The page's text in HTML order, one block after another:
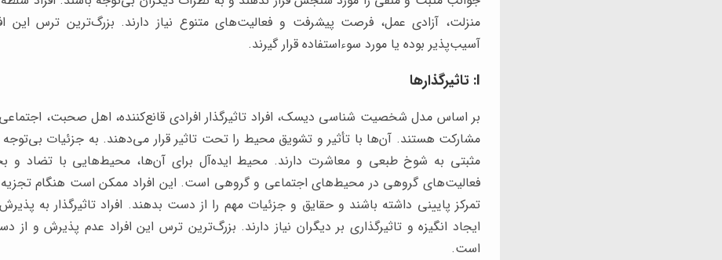
منزلت، آزادی عمل، فرصت پیشرفت و فعالیت‌های متنوع نیاز دارند. بزرگ‌ترین ترس این
آسیب‌پذیر بوده یا مورد سوءاستفاده قرار گیرند.
I: تاثیرگذارها
بر اساس مدل شخصیت شناسی دیسک، افراد تاثیرگذار افرادی قانع‌کننده، اهل صحبت،
مشارکت هستند. آن‌ها با تأثیر و تشویق محیط را تحت تاثیر قرار می‌دهند. به جزئیات
مثبتی به شوخ طبعی و معاشرت دارند. محیط ایده‌آل برای آن‌ها، محیط‌هایی با تضاد
فعالیت‌های گروهی در محیط‌های اجتماعی و گروهی است. این افراد ممکن است هنگام تجزیه
تمرکز پایینی داشته باشند و حقایق و جزئیات مهم را از دست بدهند. افراد تاثیرگذار به
ایجاد انگیزه و تاثیرگذاری بر دیگران نیاز دارند. بزرگ‌ترین ترس این افراد عدم پذیرش و
است.